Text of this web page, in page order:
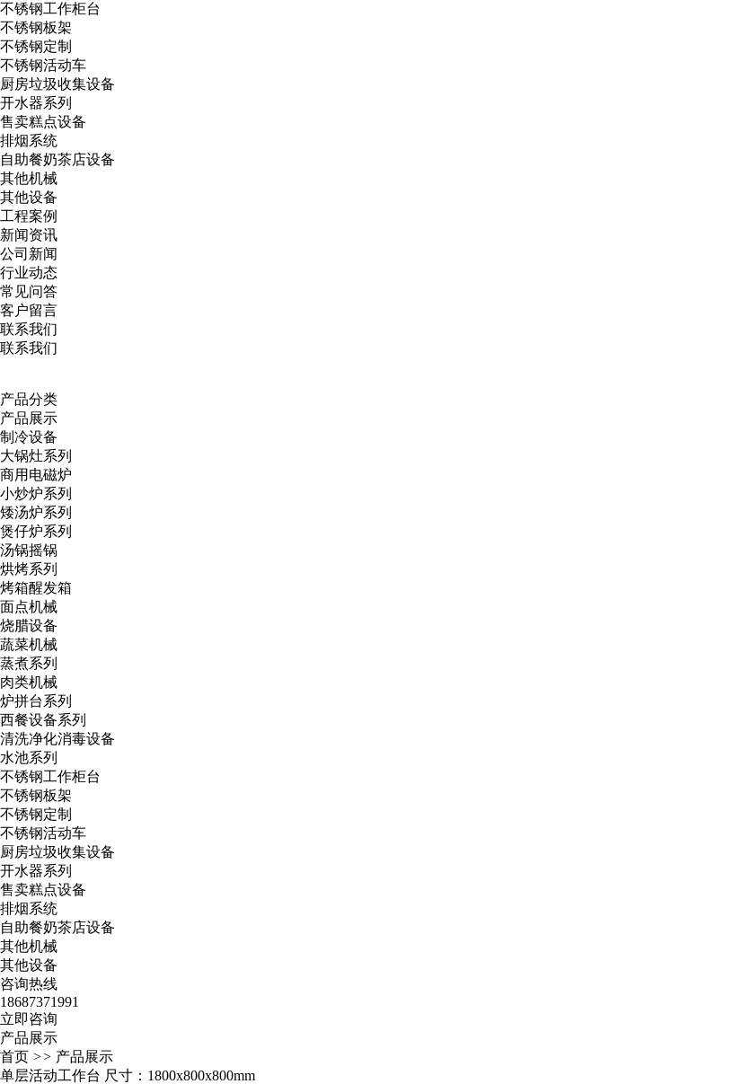
不锈钢工作柜台
不锈钢板架
不锈钢定制
不锈钢活动车
厨房垃圾收集设备
开水器系列
售卖糕点设备
排烟系统
自助餐奶茶店设备
其他机械
其他设备
工程案例
新闻资讯
公司新闻
行业动态
常见问答
客户留言
联系我们
联系我们
产品分类
产品展示
制冷设备
大锅灶系列
商用电磁炉
小炒炉系列
矮汤炉系列
煲仔炉系列
汤锅摇锅
烘烤系列
烤箱醒发箱
面点机械
烧腊设备
蔬菜机械
蒸煮系列
肉类机械
炉拼台系列
西餐设备系列
清洗净化消毒设备
水池系列
不锈钢工作柜台
不锈钢板架
不锈钢定制
不锈钢活动车
厨房垃圾收集设备
开水器系列
售卖糕点设备
排烟系统
自助餐奶茶店设备
其他机械
其他设备
咨询热线
18687371991
立即咨询
产品展示
首页 >> 产品展示
单层活动工作台 尺寸：1800x800x800mm